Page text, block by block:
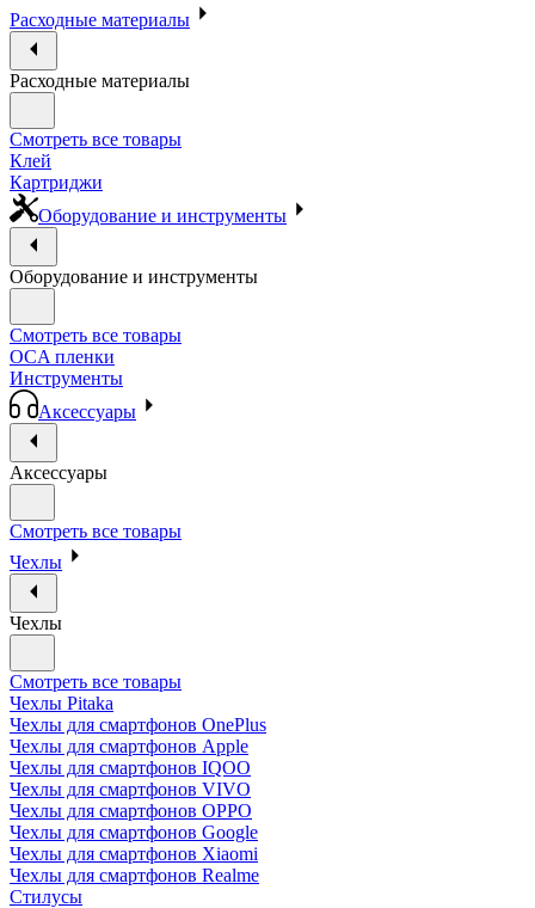
Расходные материалы
Расходные материалы
Смотреть все товары
Клей
Картриджи
Оборудование и инструменты
Оборудование и инструменты
Смотреть все товары
OCA пленки
Инструменты
Аксессуары
Аксессуары
Смотреть все товары
Чехлы
Чехлы
Смотреть все товары
Чехлы Pitaka
Чехлы для смартфонов OnePlus
Чехлы для смартфонов Apple
Чехлы для смартфонов IQOO
Чехлы для смартфонов VIVO
Чехлы для смартфонов OPPO
Чехлы для смартфонов Google
Чехлы для смартфонов Xiaomi
Чехлы для смартфонов Realme
Стилусы